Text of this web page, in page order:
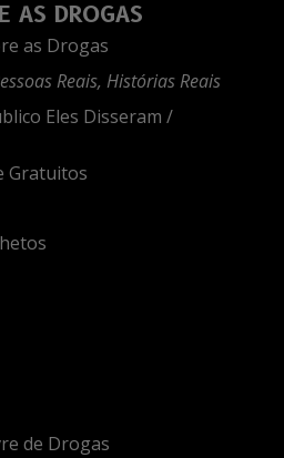
AS DROGAS
as Drogas
Reais, Histórias Reais
Eles Disseram /
Gratuitos
de Drogas